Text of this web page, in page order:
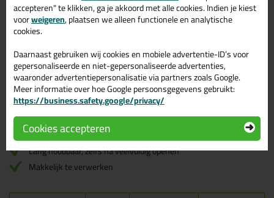
per stuk
(6,64incl. BTW )
Volumeprijzen
12x4,49p/st 18%korting
Waarom dit product?
Kant en klaar
Voor binnen- en buitengebruik
Lang houdbaar, zelfs na veelvuldig openen
Makkelijk te verwerken
accepteren" te klikken, ga je akkoord met alle cookies. Indien je kiest
voorweigeren, plaatsen we alleen functionele en analytische
cookies.
Daarnaast gebruiken wij cookies en mobiele advertentie-ID’s voor
gepersonaliseerde en niet-gepersonaliseerde advertenties,
waaronder advertentiepersonalisatie via partners zoals Google.
Meer informatie over hoe Google persoonsgegevens gebruikt:
https://business.safety.google/privacy/
Cookies accepteren